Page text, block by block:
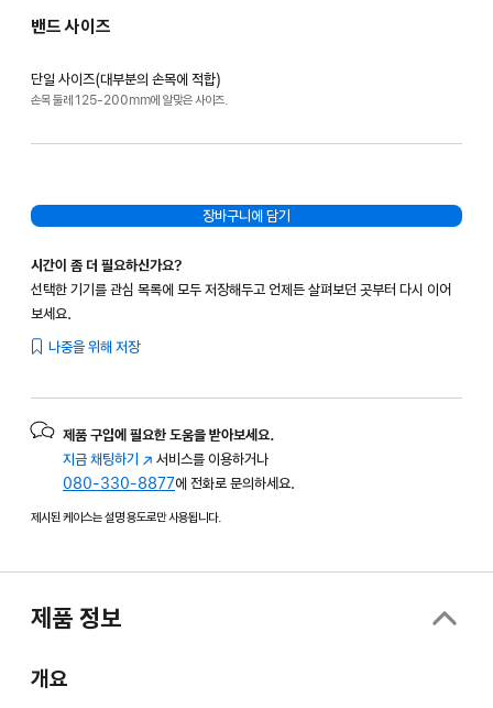
밴드 사이즈
단일 사이즈(대부분의 손목에 적합)
손목 둘레 125-200mm에 알맞은 사이즈.
장바구니에 담기
시간이 좀 더 필요하신가요?
선택한 기기를 관심 목록에 모두 저장해두고 언제든 살펴보던 곳부터 다시 이어
보세요.
나중을 위해 저장
제품 구입에 필요한 도움을 받아보세요.
지금 채팅하기 (새
창에서
열림)
서비스를 이용하거나
080-330-8877에 전화로 문의하세요.
제시된 케이스는 설명 용도로만 사용됩니다.
제품 정보
개요